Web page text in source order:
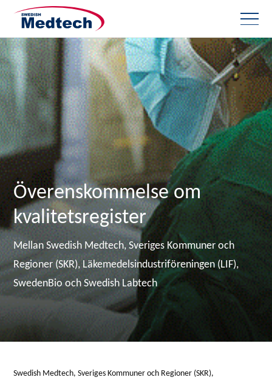
Överenskommelse om
kvalitetsregister
Mellan Swedish Medtech, Sveriges Kommuner och
Regioner (SKR), Läkemedelsindustriföreningen (LIF),
SwedenBio och Swedish Labtech
Swedish Medtech, Sveriges Kommuner och Regioner (SKR),